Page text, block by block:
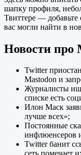
шапку профиля,
Твиттере —
вас могли найти в
Новости про
Twitter
Mastodon и
Журналисты
списке есть
Илон Маск
лучше всех»;
Постоянные
инфлюенсеров
Twitter банит